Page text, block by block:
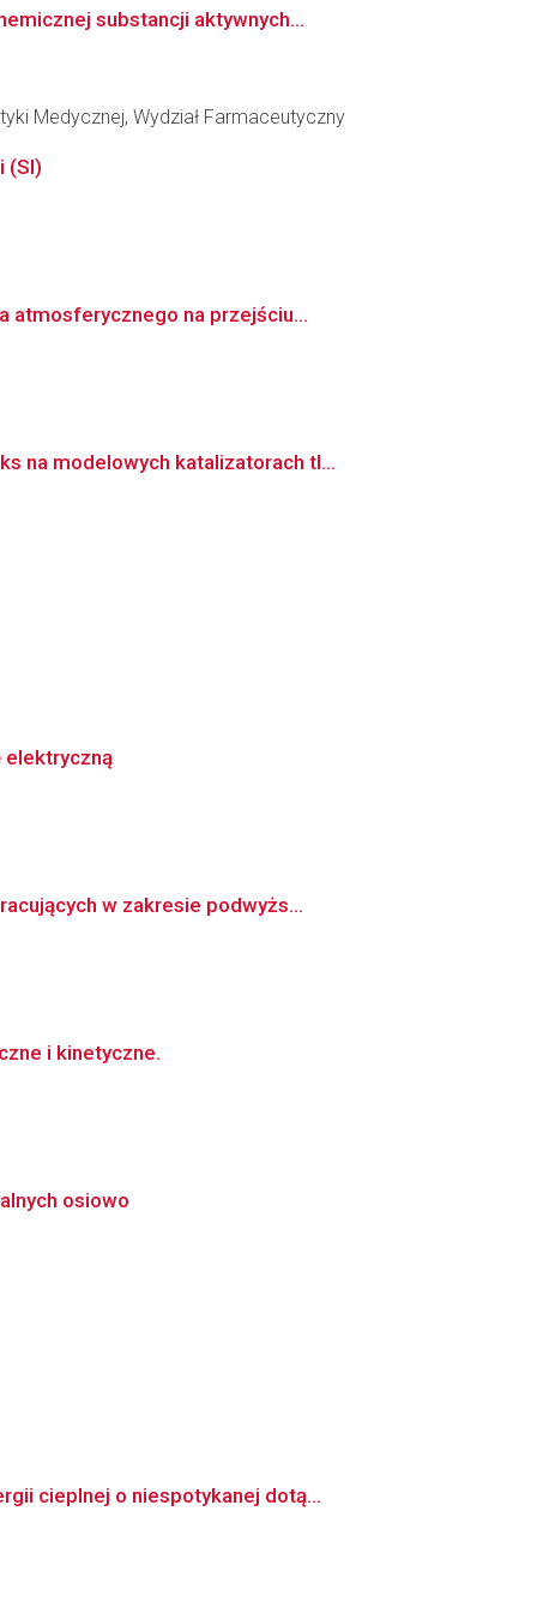
substancji aktywnych...
Medycznej, Wydział Farmaceutyczny
(SI)
atmosferycznego na przejściu...
na modelowych katalizatorach tl...
elektryczną
w zakresie podwyżs...
i kinetyczne.
osiowo
cieplnej o niespotykanej dotą...